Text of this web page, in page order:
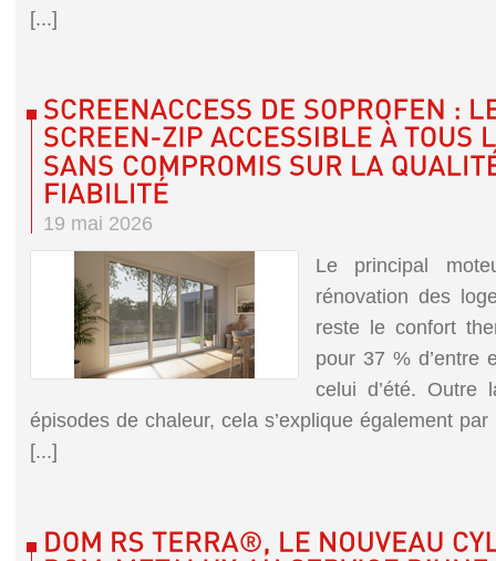
[...]
19 mai 2026
Le principal
rénovation des
reste le confort
pour 37 % d’entre
celui d’été. Outre
épisodes de chaleur, cela s’explique également
[...]